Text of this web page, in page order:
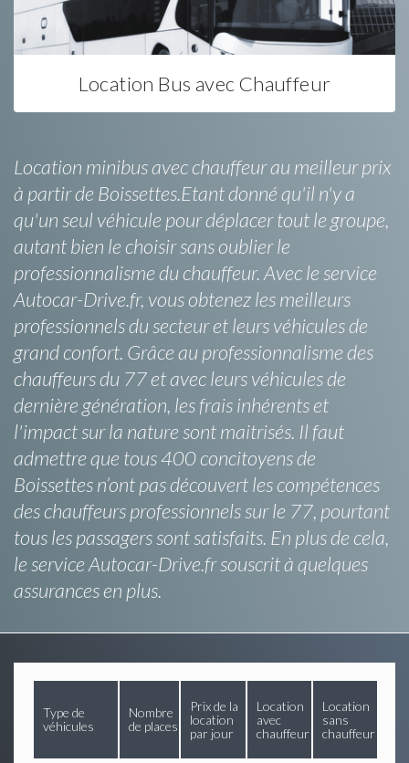
Location Bus avec Chauffeur
Location minibus avec chauffeur au meilleur prix
à partir de Boissettes.Etant donné qu'il n'y a
qu'un seul véhicule pour déplacer tout le groupe,
autant bien le choisir sans oublier le
professionnalisme du chauffeur. Avec le service
Autocar-Drive.fr, vous obtenez les meilleurs
professionnels du secteur et leurs véhicules de
grand confort. Grâce au professionnalisme des
chauffeurs du 77 et avec leurs véhicules de
dernière génération, les frais inhérents et
l'impact sur la nature sont maitrisés. Il faut
admettre que tous 400 concitoyens de
Boissettes n’ont pas découvert les compétences
des chauffeurs professionnels sur le 77, pourtant
tous les passagers sont satisfaits. En plus de cela,
le service Autocar-Drive.fr souscrit à quelques
assurances en plus.
Type de
véhicules
Nombre
de places
Prix de la
location
par jour
Location
avec
chauffeur
Location
sans
chauffeur